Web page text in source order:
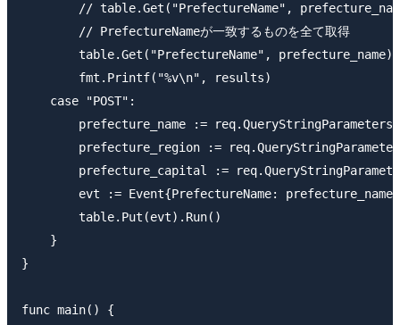
// table.Get("PrefectureName",
        // PrefectureNameが一致するものを全て取得
table.Get("PrefectureName",
        fmt.Printf("%v\n", results)
    case "POST":
prefecture_name :=
prefecture_region :=
prefecture_capital :=
evt := Event{PrefectureName:
        table.Put(evt).Run()
    }
}
func main() {